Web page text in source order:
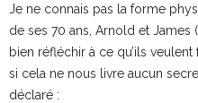
Je ne connais pas la forme
de ses 70 ans, Arnold et
bien réfléchir à ce qu’ils
si cela ne nous livre aucun
déclaré :